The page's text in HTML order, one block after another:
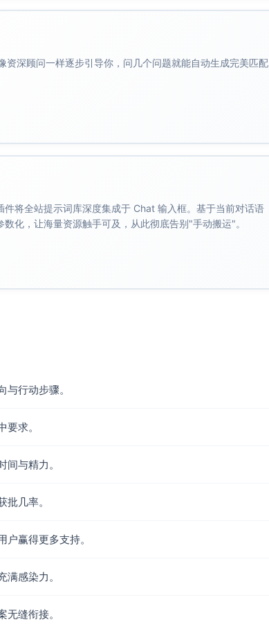
练或信息员兼任），负责设备、耗材与内容更新。
；低带宽平台与数据看板投入使用。
；作业按时提交率≥85%。
常态化（每名教师≥3次互评记录）。
典，沉淀实施手册与校本教练工作指南。
施清单与数据合规文件；完善样本与伦理审批路径（如
培训与试讲；同伴教练机制与评估量表上线；首批10名种
轮转表与设备借用制度。
周计划执行；月度学习数据复盘；家校沟通SLA执行与志
名种子教练。
培训包与快速上手指南。
与志愿者结对；学习激励与展示活动。
深顾问一样逐步引导你，问几个问题就能自动生成完美匹配
将全站提示词库深度集成于 Chat 输入框。基于当前对话语
化，让海量资源触手可及，从此彻底告别"手动搬运"。
行动步骤。
求。
与精力。
几率。
赢得更多支持。
感染力。
缝衔接。